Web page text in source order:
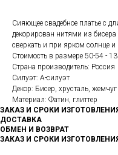
Сияющее свадебное платье с
декорирован нитями из
сверкать и при ярком солнце
Стоимость в размере 50-54 -
Страна производитель: Россия
Силуэт: А-силуэт
Декор: Бисер, хрусталь, жемчуг
Материал: Фатин, глиттер
ЗАКАЗ И СРОКИ
ДОСТАВКА
ОБМЕН И ВОЗВРАТ
ЗАКАЗ И СРОКИ